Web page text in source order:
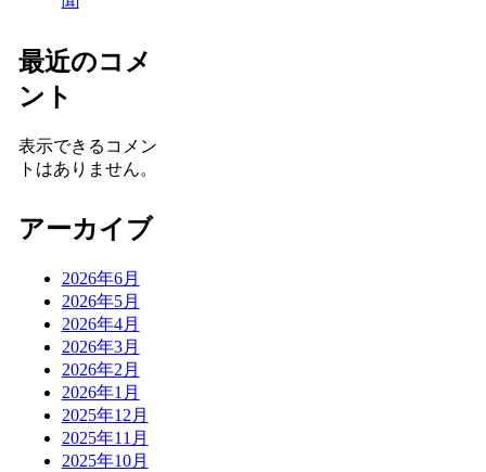
最近のコメ
ント
表示できるコメン
トはありません。
アーカイブ
2026年6月
2026年5月
2026年4月
2026年3月
2026年2月
2026年1月
2025年12月
2025年11月
2025年10月